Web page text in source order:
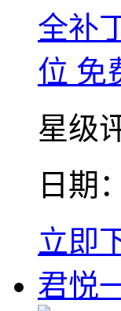
星级
日期
立即
君悦